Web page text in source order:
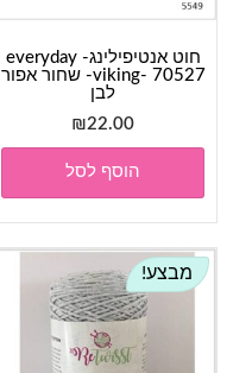
חוט אנטיפילינג- everyday
viking- 70527- שחור אפור
לבן
₪22.00
הוסף לסל
מבצע!